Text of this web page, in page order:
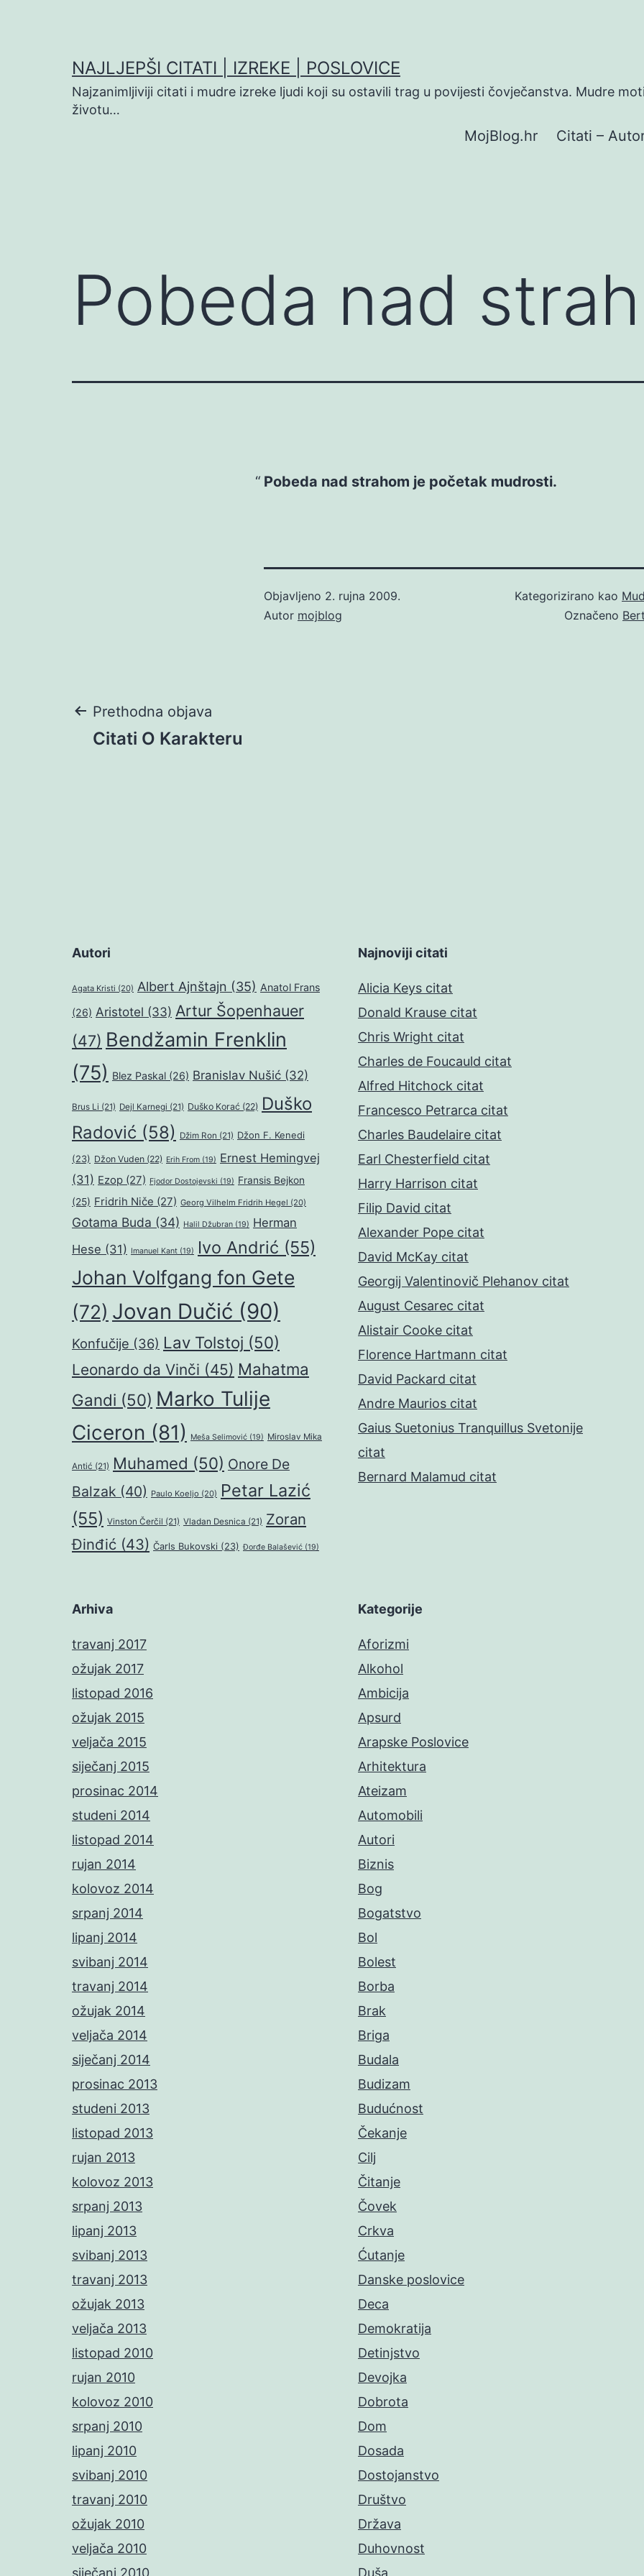
NAJLJEPŠI CITATI | IZREKE | POSLOVICE
Najzanimljiviji citati i mudre izreke ljudi koji su ostavili trag u povijesti čovječanstva. Mudre
životu…
MojBlog.hr Citati –
Pobeda nad
Pobeda nad strahom je početak mudrosti.
Objavljeno 2. rujna 2009.
Autor mojblog
Kategorizirano kao
Označeno
Navigacija
Prethodna objava
Citati O Karakteru
Autori
Agata Kristi (20) Albert Ajnštajn (35) Anatol Frans
(26) Aristotel (33) Artur Šopenhauer
(47) Bendžamin Frenklin
(75) Blez Paskal (26) Branislav Nušić (32)
Brus Li (21) Dejl Karnegi (21) Duško Korać (22) Duško
Radović (58) Džim Ron (21) Džon F. Kenedi
(23) Džon Vuden (22) Erih From (19) Ernest Hemingvej
(31) Ezop (27) Fjodor Dostojevski (19) Fransis Bejkon
(25) Fridrih Niče (27) Georg Vilhelm Fridrih Hegel (20)
Gotama Buda (34) Halil Džubran (19) Herman
Hese (31) Imanuel Kant (19) Ivo Andrić (55)
Johan Volfgang fon Gete
(72) Jovan Dučić (90)
Konfučije (36) Lav Tolstoj (50)
Leonardo da Vinči (45) Mahatma
Gandi (50) Marko Tulije
Ciceron (81) Meša Selimović (19) Miroslav Mika
Antić (21) Muhamed (50) Onore De
Balzak (40) Paulo Koeljo (20) Petar Lazić
(55) Vinston Čerčil (21) Vladan Desnica (21) Zoran
Đinđić (43) Čarls Bukovski (23) Đorđe Balašević (19)
Najnoviji citati
Alicia Keys citat
Donald Krause citat
Chris Wright citat
Charles de Foucauld citat
Alfred Hitchock citat
Francesco Petrarca citat
Charles Baudelaire citat
Earl Chesterfield citat
Harry Harrison citat
Filip David citat
Alexander Pope citat
David McKay citat
Georgij Valentinovič Plehanov citat
August Cesarec citat
Alistair Cooke citat
Florence Hartmann citat
David Packard citat
Andre Maurios citat
Gaius Suetonius Tranquillus Svetonije
citat
Bernard Malamud citat
Arhiva
travanj 2017
ožujak 2017
listopad 2016
ožujak 2015
veljača 2015
siječanj 2015
prosinac 2014
studeni 2014
listopad 2014
rujan 2014
kolovoz 2014
srpanj 2014
lipanj 2014
svibanj 2014
travanj 2014
ožujak 2014
veljača 2014
siječanj 2014
prosinac 2013
studeni 2013
listopad 2013
rujan 2013
kolovoz 2013
srpanj 2013
lipanj 2013
svibanj 2013
travanj 2013
ožujak 2013
veljača 2013
listopad 2010
rujan 2010
kolovoz 2010
srpanj 2010
lipanj 2010
svibanj 2010
travanj 2010
ožujak 2010
veljača 2010
siječanj 2010
Kategorije
Aforizmi
Alkohol
Ambicija
Apsurd
Arapske Poslovice
Arhitektura
Ateizam
Automobili
Autori
Biznis
Bog
Bogatstvo
Bol
Bolest
Borba
Brak
Briga
Budala
Budizam
Budućnost
Čekanje
Cilj
Čitanje
Čovek
Crkva
Ćutanje
Danske poslovice
Deca
Demokratija
Detinjstvo
Devojka
Dobrota
Dom
Dosada
Dostojanstvo
Društvo
Država
Duhovnost
Duša